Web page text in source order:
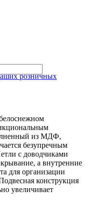
розничных
из МДФ,
безупречным
с доводчиками
а внутренние
для организации
конструкция
увеличивает